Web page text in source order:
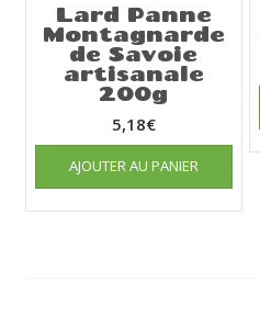
Lard Panne
Montagnarde
de Savoie
artisanale
200g
5,18€
AJOUTER AU PANIER